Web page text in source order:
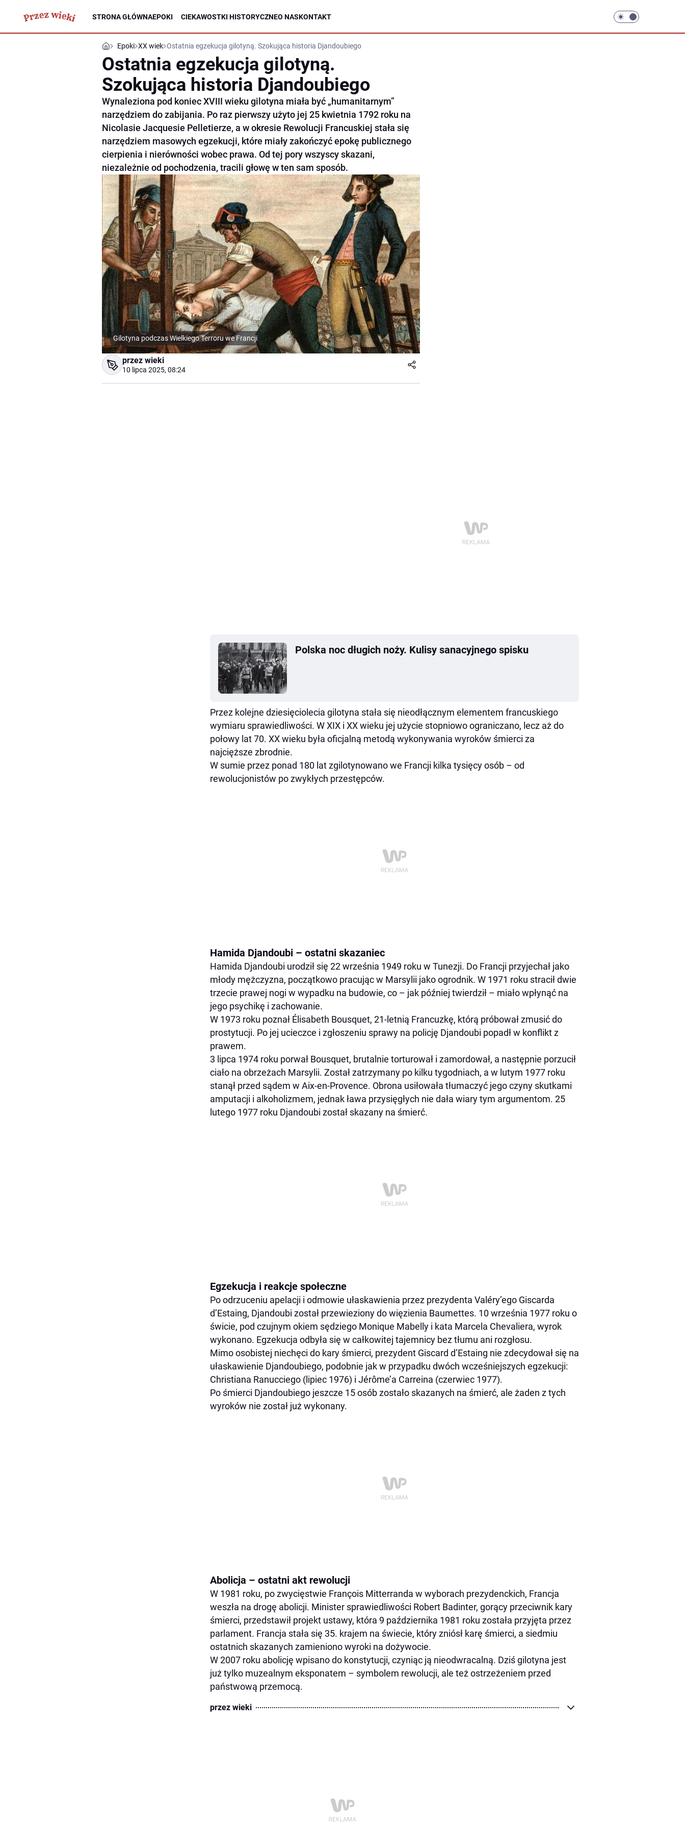
STRONA GŁÓWNAEPOKI CIEKAWOSTKI HISTORYCZNEO NASKONTAKT
Epoki XX wiek Ostatnia egzekucja gilotyną. Szokująca historia Djandoubiego
Ostatnia egzekucja gilotyną.
Szokująca historia Djandoubiego
Wynaleziona pod koniec XVIII wieku gilotyna miała być „humanitarnym”
narzędziem do zabijania. Po raz pierwszy użyto jej 25 kwietnia 1792 roku na
Nicolasie Jacquesie Pelletierze, a w okresie Rewolucji Francuskiej stała się
narzędziem masowych egzekucji, które miały zakończyć epokę publicznego
cierpienia i nierówności wobec prawa. Od tej pory wszyscy skazani,
niezależnie od pochodzenia, tracili głowę w ten sam sposób.
Gilotyna podczas Wielkiego Terroru we Francji
przez wieki
10 lipca 2025, 08:24
Polska noc długich noży. Kulisy sanacyjnego spisku
Przez kolejne dziesięciolecia gilotyna stała się nieodłącznym elementem francuskiego
wymiaru sprawiedliwości. W XIX i XX wieku jej użycie stopniowo ograniczano, lecz aż do
połowy lat 70. XX wieku była oficjalną metodą wykonywania wyroków śmierci za
najcięższe zbrodnie.
W sumie przez ponad 180 lat zgilotynowano we Francji kilka tysięcy osób – od
rewolucjonistów po zwykłych przestępców.
Hamida Djandoubi – ostatni skazaniec
Hamida Djandoubi urodził się 22 września 1949 roku w Tunezji. Do Francji przyjechał jako
młody mężczyzna, początkowo pracując w Marsylii jako ogrodnik. W 1971 roku stracił dwie
trzecie prawej nogi w wypadku na budowie, co – jak później twierdził – miało wpłynąć na
jego psychikę i zachowanie.
W 1973 roku poznał Élisabeth Bousquet, 21-letnią Francuzkę, którą próbował zmusić do
prostytucji. Po jej ucieczce i zgłoszeniu sprawy na policję Djandoubi popadł w konflikt z
prawem.
3 lipca 1974 roku porwał Bousquet, brutalnie torturował i zamordował, a następnie porzucił
ciało na obrzeżach Marsylii. Został zatrzymany po kilku tygodniach, a w lutym 1977 roku
stanął przed sądem w Aix-en-Provence. Obrona usiłowała tłumaczyć jego czyny skutkami
amputacji i alkoholizmem, jednak ława przysięgłych nie dała wiary tym argumentom. 25
lutego 1977 roku Djandoubi został skazany na śmierć.
Egzekucja i reakcje społeczne
Po odrzuceniu apelacji i odmowie ułaskawienia przez prezydenta Valéry’ego Giscarda
d’Estaing, Djandoubi został przewieziony do więzienia Baumettes. 10 września 1977 roku o
świcie, pod czujnym okiem sędziego Monique Mabelly i kata Marcela Chevaliera, wyrok
wykonano. Egzekucja odbyła się w całkowitej tajemnicy bez tłumu ani rozgłosu.
Mimo osobistej niechęci do kary śmierci, prezydent Giscard d’Estaing nie zdecydował się na
ułaskawienie Djandoubiego, podobnie jak w przypadku dwóch wcześniejszych egzekucji:
Christiana Ranucciego (lipiec 1976) i Jérôme’a Carreina (czerwiec 1977).
Po śmierci Djandoubiego jeszcze 15 osób zostało skazanych na śmierć, ale żaden z tych
wyroków nie został już wykonany.
Abolicja – ostatni akt rewolucji
W 1981 roku, po zwycięstwie François Mitterranda w wyborach prezydenckich, Francja
weszła na drogę abolicji. Minister sprawiedliwości Robert Badinter, gorący przeciwnik kary
śmierci, przedstawił projekt ustawy, która 9 października 1981 roku została przyjęta przez
parlament. Francja stała się 35. krajem na świecie, który zniósł karę śmierci, a siedmiu
ostatnich skazanych zamieniono wyroki na dożywocie.
W 2007 roku abolicję wpisano do konstytucji, czyniąc ją nieodwracalną. Dziś gilotyna jest
już tylko muzealnym eksponatem – symbolem rewolucji, ale też ostrzeżeniem przed
państwową przemocą.
przez wieki